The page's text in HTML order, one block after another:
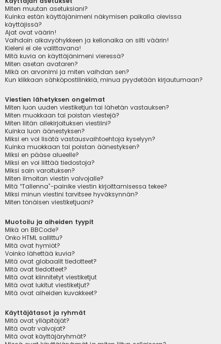
Miten muutan asetuksiani?
Kuinka estän käyttäjänimeni näkymisen paikalla olevissa
käyttäjissä?
Ajat ovat väärin!
Vaihdoin aikavyöhykkeen ja kellonaika on silti väärin!
Kieleni ei ole valittavana!
Mitä kuvia on käyttäjänimeni vieressä?
Miten asetan avataren?
Mikä on arvonimi ja miten vaihdan sen?
Kun klikkaan sähköpostilinkkiä, minua pyydetään kirjautumaan?
Viestien lähetyksen ongelmat
Miten luon uuden viestiketjun tai lähetän vastauksen?
Miten muokkaan tai poistan viestejä?
Miten liitän allekirjoituksen viestiini?
Kuinka luon äänestyksen?
Miksi en voi lisätä vastausvaihtoehtoja kyselyyn?
Kuinka muokkaan tai poistan äänestyksen?
Miksi en pääse alueelle?
Miksi en voi liittää tiedostoja?
Miksi sain varoituksen?
Miten ilmoitan viestin valvojalle?
Mitä “Tallenna”-painike viestin kirjoittamisessa tekee?
Miksi minun viestini tarvitsee hyväksynnän?
Miten tönäisen viestiketjuani?
Muotoilu ja aiheiden tyypit
Mikä on BBCode?
Onko HTML sallittu?
Mitä ovat hymiöt?
Voinko lähettää kuvia?
Mitä ovat globaalit tiedotteet?
Mitä ovat tiedotteet?
Mitä ovat kiinnitetyt viestiketjut
Mitä ovat lukitut viestiketjut?
Mitä ovat aiheiden kuvakkeet?
Käyttäjätasot ja ryhmät
Mitä ovat ylläpitäjät?
Mitä ovatr valvojat?
Mitä ovat käyttäjäryhmät?